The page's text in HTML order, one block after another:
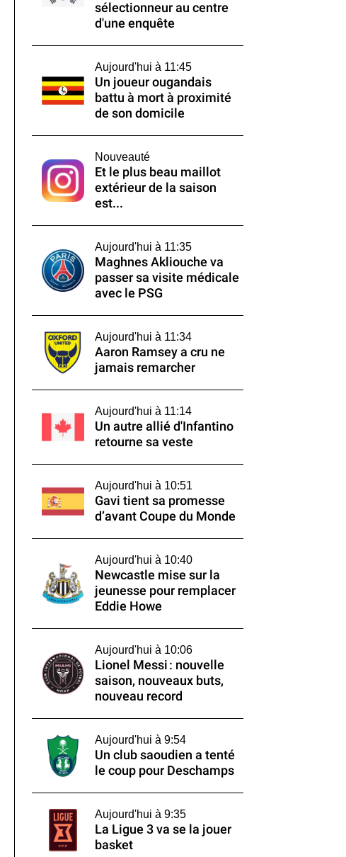
sélectionneur au centre
d'une enquête
Aujourd'hui à 11:45
Un joueur ougandais
battu à mort à proximité
de son domicile
Nouveauté
Et le plus beau maillot
extérieur de la saison
est...
Aujourd'hui à 11:35
Maghnes Akliouche va
passer sa visite médicale
avec le PSG
Aujourd'hui à 11:34
Aaron Ramsey a cru ne
jamais remarcher
Aujourd'hui à 11:14
Un autre allié d'Infantino
retourne sa veste
Aujourd'hui à 10:51
Gavi tient sa promesse
d’avant Coupe du Monde
Aujourd'hui à 10:40
Newcastle mise sur la
jeunesse pour remplacer
Eddie Howe
Aujourd'hui à 10:06
Lionel Messi : nouvelle
saison, nouveaux buts,
nouveau record
Aujourd'hui à 9:54
Un club saoudien a tenté
le coup pour Deschamps
Aujourd'hui à 9:35
La Ligue 3 va se la jouer
basket